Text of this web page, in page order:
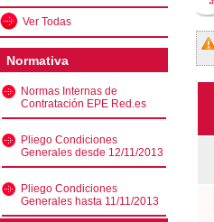
Ver Todas
Normativa
Normas Internas de
Contratación EPE Red.es
Pliego Condiciones
Generales desde 12/11/2013
Pliego Condiciones
Generales hasta 11/11/2013